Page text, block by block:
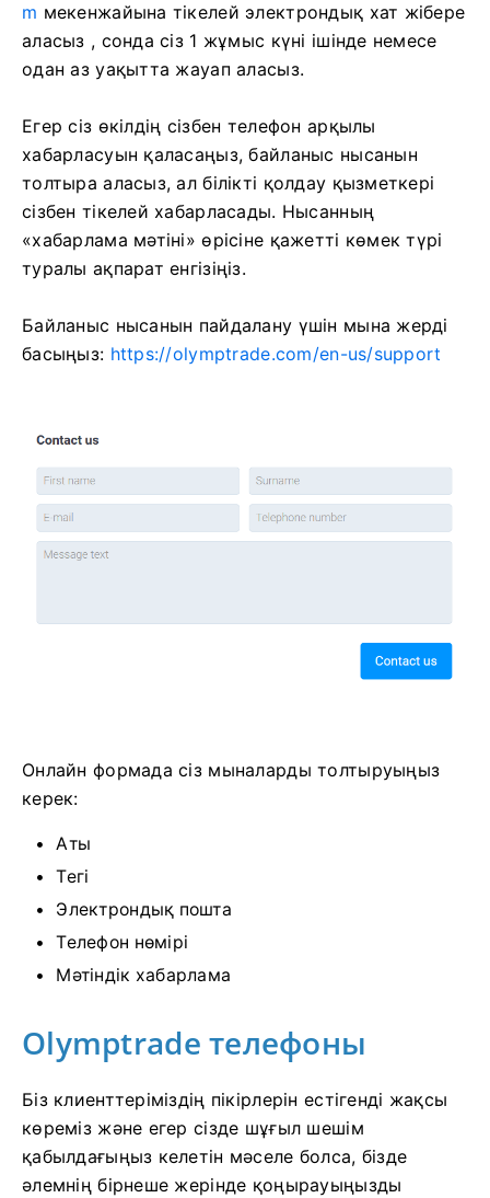
m мекенжайына тікелей электрондық хат жібере
аласыз , сонда сіз 1 жұмыс күні ішінде немесе
одан аз уақытта жауап аласыз.
Егер сіз өкілдің сізбен телефон арқылы
хабарласуын қаласаңыз, байланыс нысанын
толтыра аласыз, ал білікті қолдау қызметкері
сізбен тікелей хабарласады. Нысанның
«хабарлама мәтіні» өрісіне қажетті көмек түрі
туралы ақпарат енгізіңіз.
Байланыс нысанын пайдалану үшін мына жерді
басыңыз: https://olymptrade.com/en-us/support
Онлайн формада сіз мыналарды толтыруыңыз
керек:
Аты
Тегі
Электрондық пошта
Телефон нөмірі
Мәтіндік хабарлама
Olymptrade телефоны
Біз клиенттеріміздің пікірлерін естігенді жақсы
көреміз және егер сізде шұғыл шешім
қабылдағыңыз келетін мәселе болса, бізде
әлемнің бірнеше жерінде қоңырауыңызды